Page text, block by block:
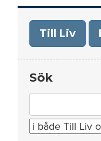
Till Liv
Sök
for: